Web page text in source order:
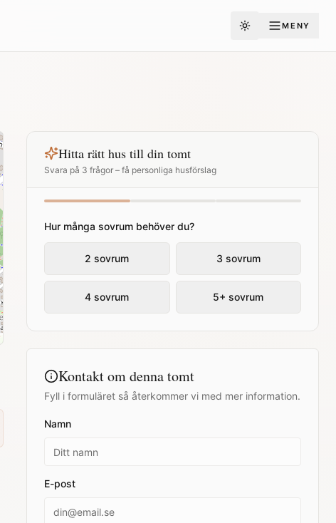
Toggle theme
MENY
Hitta rätt hus till din tomt
Svara på 3 frågor – få personliga husförslag
Hur många sovrum behöver du?
2 sovrum 3 sovrum
4 sovrum 5+ sovrum
Kontakt om denna tomt
Fyll i formuläret så återkommer vi med mer information.
Namn
E-post